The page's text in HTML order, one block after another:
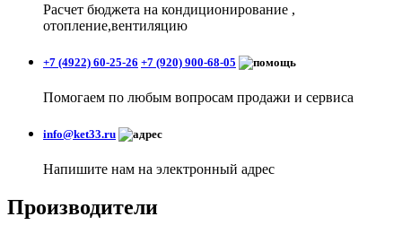
Расчет бюджета на кондиционирование ,
отопление,вентиляцию
+7 (4922) 60-25-26 +7 (920) 900-68-05
Помогаем по любым вопросам продажи и сервиса
info@ket33.ru
Напишите нам на электронный адрес
Производители